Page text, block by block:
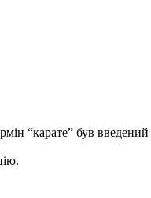
“карате” був введений